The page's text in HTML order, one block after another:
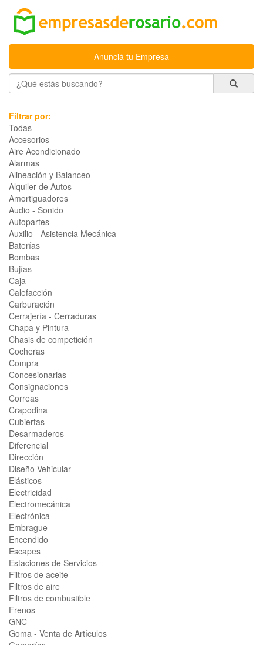
Anunciá tu Empresa
Filtrar por:
Todas
Accesorios
Aire Acondicionado
Alarmas
Alineación y Balanceo
Alquiler de Autos
Amortiguadores
Audio - Sonido
Autopartes
Auxilio - Asistencia Mecánica
Baterías
Bombas
Bujías
Caja
Calefacción
Carburación
Cerrajería - Cerraduras
Chapa y Pintura
Chasis de competición
Cocheras
Compra
Concesionarias
Consignaciones
Correas
Crapodina
Cubiertas
Desarmaderos
Diferencial
Dirección
Diseño Vehicular
Elásticos
Electricidad
Electromecánica
Electrónica
Embrague
Encendido
Escapes
Estaciones de Servicios
Filtros de aceite
Filtros de aire
Filtros de combustible
Frenos
GNC
Goma - Venta de Artículos